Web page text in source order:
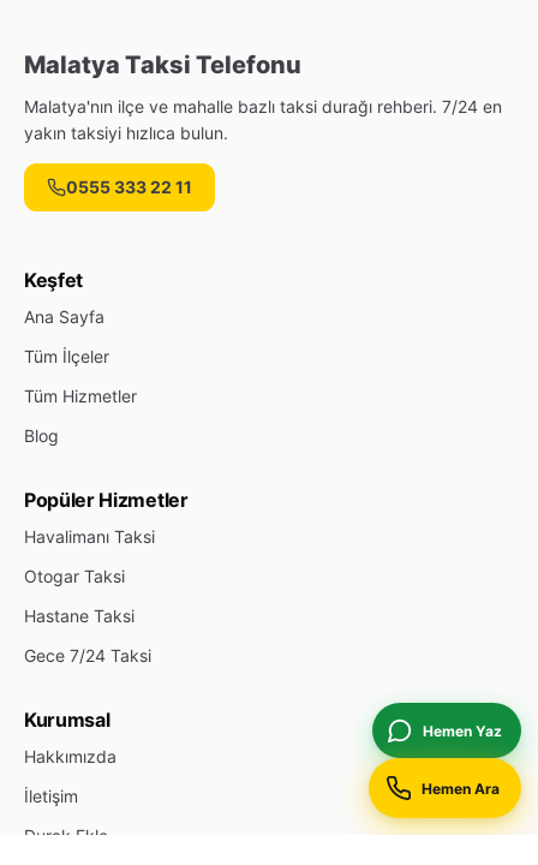
Malatya Taksi Telefonu
Malatya'nın ilçe ve mahalle bazlı taksi durağı rehberi. 7/24 en
yakın taksiyi hızlıca bulun.
0555 333 22 11
Keşfet
Ana Sayfa
Tüm İlçeler
Tüm Hizmetler
Blog
Popüler Hizmetler
Havalimanı Taksi
Otogar Taksi
Hastane Taksi
Gece 7/24 Taksi
Kurumsal
Hakkımızda
İletişim
Durak Ekle
Hemen Yaz
Hemen Ara